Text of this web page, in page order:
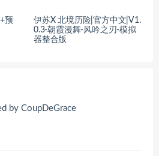
预
伊苏X 北境历险|官方中文|V1.
0.3-朝霞漫舞-风吟之刃-模拟
器整合版
by CoupDeGrace